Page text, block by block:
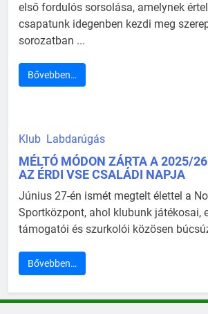
első fordulós sorsolása, amelynek
csapatunk idegenben kezdi meg
sorozatban ...
Bővebben…
Klub Labdarúgás
MÉLTÓ MÓDON ZÁRTA A 2025/
AZ ÉRDI VSE CSALÁDI NAPJA
Június 27-én ismét megtelt élettel a
Sportközpont, ahol klubunk játékosai,
támogatói és szurkolói közösen
Bővebben…